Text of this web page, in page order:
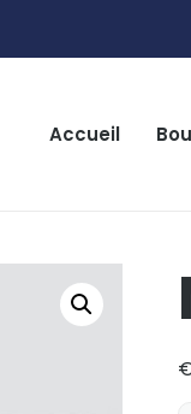
Accueil